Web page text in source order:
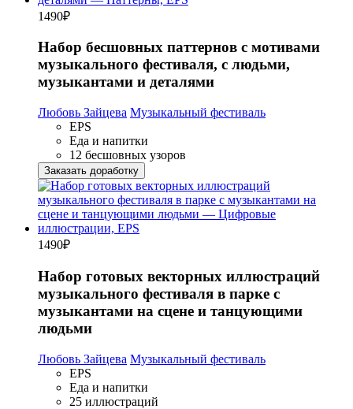
1490₽
Набор бесшовных паттернов с мотивами
музыкального фестиваля, с людьми,
музыкантами и деталями
Любовь Зайцева Музыкальный фестиваль
EPS
Еда и напитки
12 бесшовных узоров
Заказать доработку
1490₽
Набор готовых векторных иллюстраций
музыкального фестиваля в парке с
музыкантами на сцене и танцующими
людьми
Любовь Зайцева Музыкальный фестиваль
EPS
Еда и напитки
25 иллюстраций